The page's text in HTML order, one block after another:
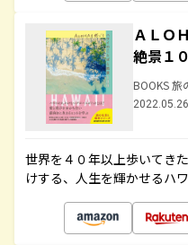
ＡＬＯ
絶景１
BOOKS 旅
世界を４０年以上歩いてき
けする、人生を輝かせるハ